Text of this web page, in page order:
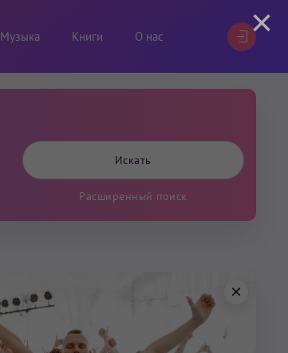
Музыка Книги О нас
Расширенный поиск
×
×